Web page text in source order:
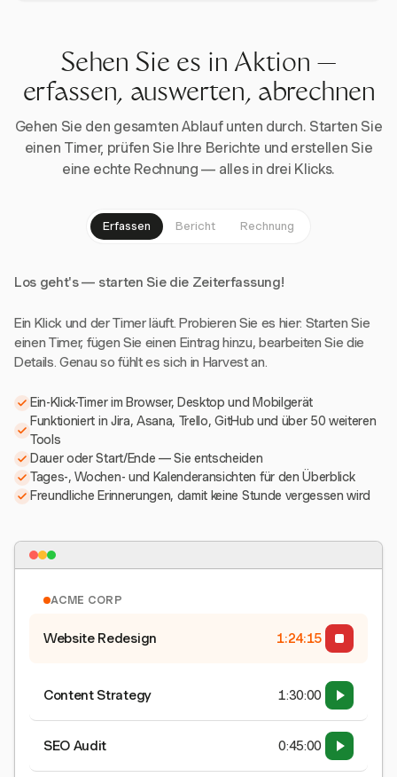
Sehen Sie es in Aktion —
erfassen, auswerten, abrechnen
Gehen Sie den gesamten Ablauf unten durch. Starten Sie
einen Timer, prüfen Sie Ihre Berichte und erstellen Sie
eine echte Rechnung — alles in drei Klicks.
Erfassen Bericht Rechnung
Los geht's — starten Sie die Zeiterfassung!
Ein Klick und der Timer läuft. Probieren Sie es hier: Starten Sie
einen Timer, fügen Sie einen Eintrag hinzu, bearbeiten Sie die
Details. Genau so fühlt es sich in Harvest an.
Ein-Klick-Timer im Browser, Desktop und Mobilgerät
Funktioniert in Jira, Asana, Trello, GitHub und über 50 weiteren
Tools
Dauer oder Start/Ende — Sie entscheiden
Tages-, Wochen- und Kalenderansichten für den Überblick
Freundliche Erinnerungen, damit keine Stunde vergessen wird
ACME CORP
Website Redesign 1:24:15
Content Strategy 1:30:00
SEO Audit 0:45:00